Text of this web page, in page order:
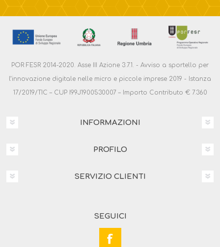
POR FESR 2014-2020. Asse III Azione 3.7.1. - Avviso a sportello per
l’innovazione digitale nelle micro e piccole imprese 2019 - Istanza
17/2019/TIC – CUP I99J1900530007 – Importo Contributo € 7.360
INFORMAZIONI
PROFILO
SERVIZIO CLIENTI
SEGUICI